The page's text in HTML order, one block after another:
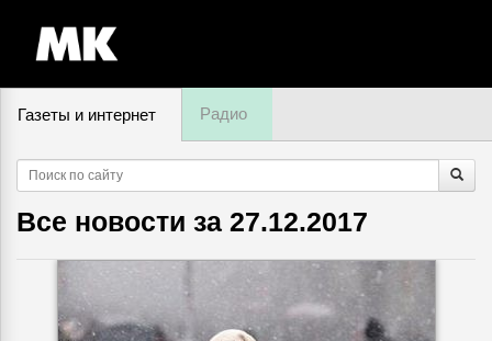
Газеты и интернет Радио
Все новости за 27.12.2017